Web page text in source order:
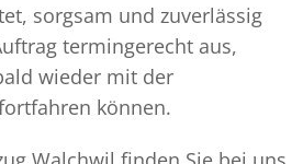
sorgsam und zuverlässig
termingerecht aus,
wieder mit der
können.